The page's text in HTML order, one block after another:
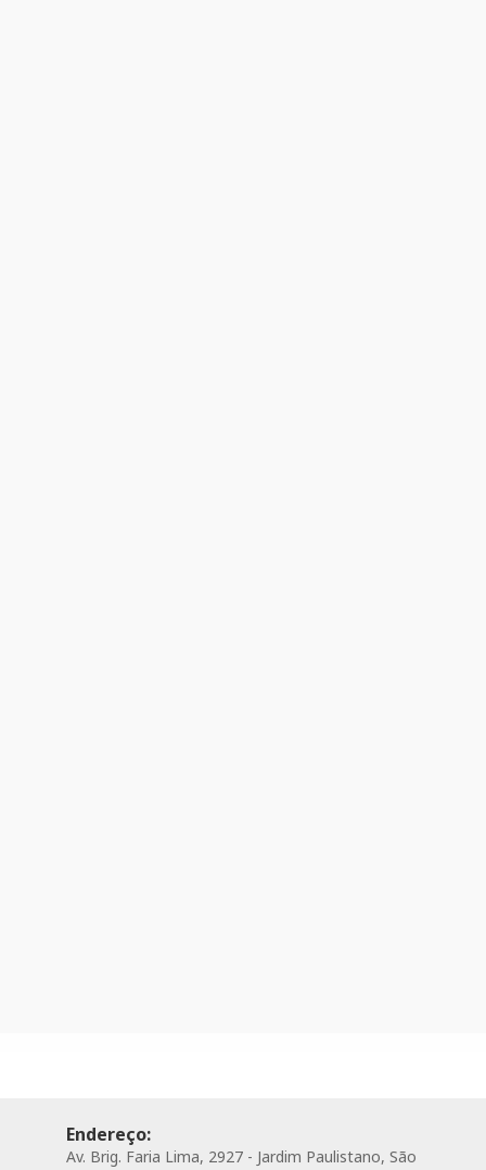
Endereço:
Av. Brig. Faria Lima, 2927 - Jardim Paulistano, São